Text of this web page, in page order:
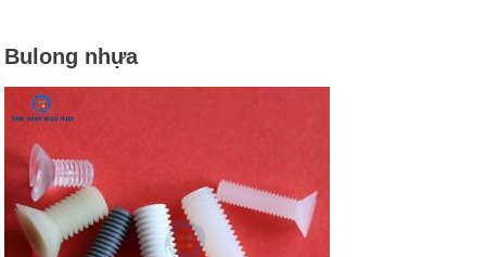
Bulong nhựa